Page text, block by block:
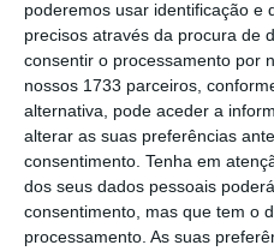
poderemos usar identificação e
precisos através da procura de
consentir o processamento por
nossos 1733 parceiros,
alternativa, pode aceder a
alterar as suas preferências
consentimento. Tenha em
dos seus dados pessoais
consentimento, mas que tem o
processamento. As suas
preferida no Google
A chegada à Nos
estratégico na missão
cada vez mais
todo o país”, aponta o